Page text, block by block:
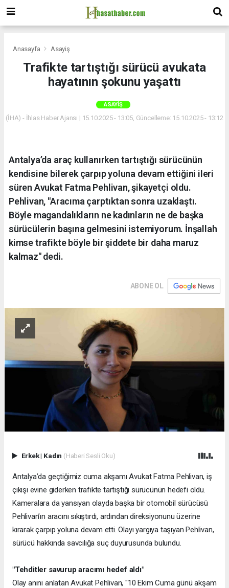
Anasayfa Asayiş
Trafikte tartıştığı sürücü avukata
hayatının şokunu yaşattı
ASAYIŞ
(İHA) - İhlas Haber Ajansı | 15.10.2025 - 13:05, Güncelleme: 15.10.2025 - 13:12
Antalya’da araç kullanırken tartıştığı sürücünün
kendisine bilerek çarpıp yoluna devam ettiğini ileri
süren Avukat Fatma Pehlivan, şikayetçi oldu.
Pehlivan, "Aracıma çarptıktan sonra uzaklaştı.
Böyle magandalıkların ne kadınların ne de başka
sürücülerin başına gelmesini istemiyorum. İnşallah
kimse trafikte böyle bir şiddete bir daha maruz
kalmaz" dedi.
ABONE OL
Erkek| Kadın (Haberi Sesli Oku)
Antalya’da geçtiğimiz cuma akşamı Avukat Fatma Pehlivan, iş
çıkışı evine giderken trafikte tartıştığı sürücünün hedefi oldu.
Kameralara da yansıyan olayda başka bir otomobil sürücüsü
Pehlivan’ın aracını sıkıştırdı, ardından direksiyonunu üzerine
kırarak çarpıp yoluna devam etti. Olayı yargıya taşıyan Pehlivan,
sürücü hakkında savcılığa suç duyurusunda bulundu.
"Tehditler savurup aracımı hedef aldı"
Olay anını anlatan Avukat Pehlivan, "10 Ekim Cuma günü akşam